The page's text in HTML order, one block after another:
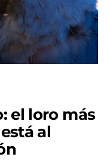
el loro más
al